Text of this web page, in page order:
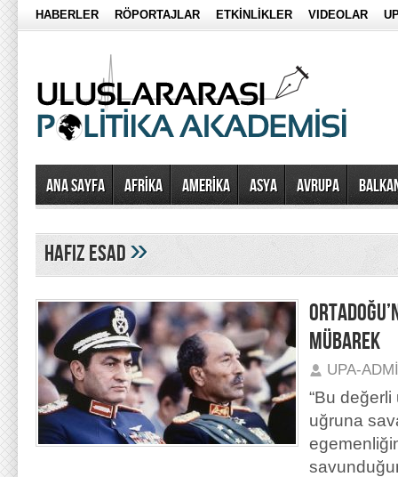
HABERLER RÖPORTAJLAR ETKİNLİKLER VIDEOLAR
Ana Sayfa AFRİKA AMERİKA ASYA AVRUPA
hafız esad»
MÜBAREK
UPA-
“Bu değerli
uğruna